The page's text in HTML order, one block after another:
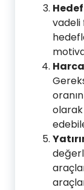
vadeli